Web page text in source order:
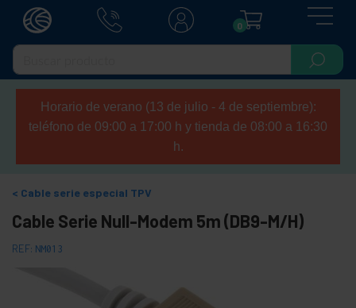
0
Horario de verano (13 de julio - 4 de septiembre):
teléfono de 09:00 a 17:00 h y tienda de 08:00 a 16:30
h.
Cable serie especial TPV
Cable Serie Null-Modem 5m (DB9-M/H)
REF: NM013